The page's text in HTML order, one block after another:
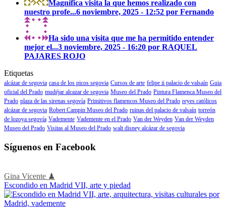
Magnífica visita la que hemos realizado con
nuestro profe...6 noviembre, 2025 - 12:52 por Fernando
Ha sido una visita que me ha permitido entender
mejor el...3 noviembre, 2025 - 16:20 por RAQUEL
PAJARES ROJO
Etiquetas
alcázar de segovia casa de los picos segovia Cursos de arte felipe ii palacio de valsaín Guia
oficial del Prado mudéjar alcazar de segovia Museo del Prado Pintura Flamenca Museo del
Prado plaza de las sirenas segovía Primitivos flamencos Museo del Prado reyes católicos
alcázar de segovia Robert Campin Museo del Prado ruinas del palacio de valsaín torreón
de lozoya segovía Vademente Vademente en el Prado Van der Weyden Van der Weyden
Museo del Prado Visitas al Museo del Prado walt disney alcázar de segovia
Síguenos en Facebook
Gina Vicente ♟
Escondido en Madrid VII, arte y piedad